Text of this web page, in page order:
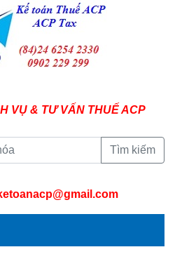
VỤ & TƯ VẤN THUẾ ACP
Tìm kiếm